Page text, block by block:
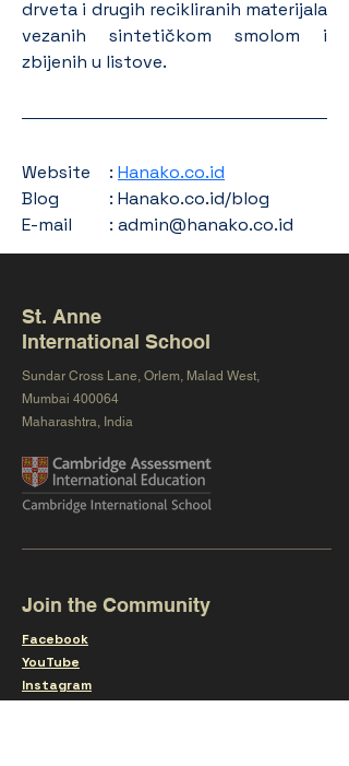
drveta i drugih recikliranih materijala
vezanih sintetičkom smolom i
zbijenih u listove.
Website	: Hanako.co.id
Blog		: Hanako.co.id/blog
E-mail	: admin@hanako.co.id
St. Anne
International School
Sundar Cross Lane, Orlem, Malad West,
Mumbai 400064
Maharashtra, India
Join the Community
Facebook
YouTube
Instagram